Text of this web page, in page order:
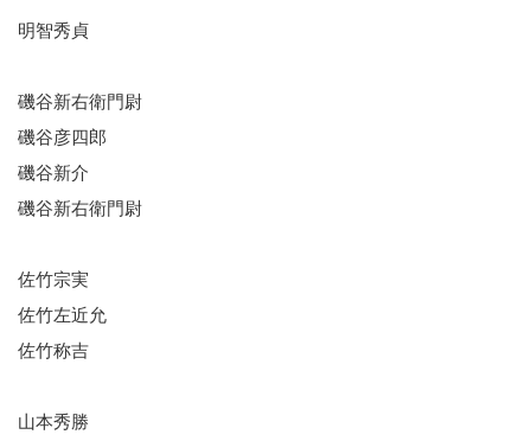
明智秀貞
磯谷新右衛門尉
磯谷彦四郎
磯谷新介
磯谷新右衛門尉
佐竹宗実
佐竹左近允
佐竹称吉
山本秀勝